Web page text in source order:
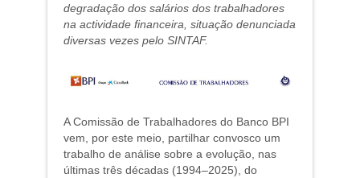
degradação dos salários dos trabalhadores
na actividade financeira, situação denunciada
diversas vezes pelo SINTAF.
A Comissão de Trabalhadores do Banco BPI
vem, por este meio, partilhar convosco um
trabalho de análise sobre a evolução, nas
últimas três décadas (1994–2025), do